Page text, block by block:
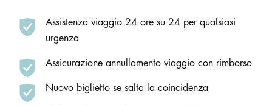
Assistenza viaggio 24 ore su 24 per qualsiasi
urgenza
Assicurazione annullamento viaggio con rimborso
Nuovo biglietto se salta la coincidenza